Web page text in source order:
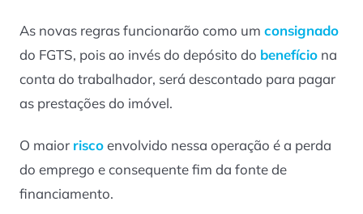
As novas regras funcionarão como um consignado
do FGTS, pois ao invés do depósito do benefício na
conta do trabalhador, será descontado para pagar
as prestações do imóvel.
O maior riscoenvolvido nessa operação é a perda
do emprego e consequente fim da fonte de
financiamento.